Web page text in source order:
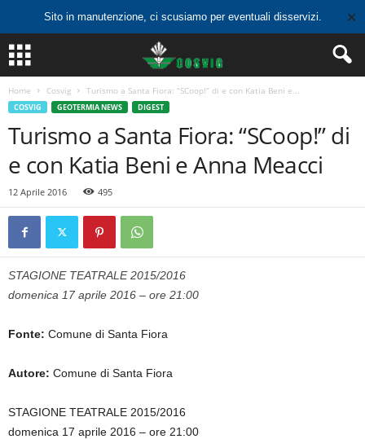
Sito in manutenzione, ci scusiamo per eventuali disservizi. ✕
Home Cosvig Turismo a Santa Fiora: “SCoop!” di e con Katia Beni e...
COSVIG GEOTERMIA NEWS DIGEST
Turismo a Santa Fiora: “SCoop!” di
e con Katia Beni e Anna Meacci
12 Aprile 2016 495
STAGIONE TEATRALE 2015/2016
domenica 17 aprile 2016 – ore 21:00
Fonte: Comune di Santa Fiora
Autore: Comune di Santa Fiora
STAGIONE TEATRALE 2015/2016
domenica 17 aprile 2016 – ore 21:00